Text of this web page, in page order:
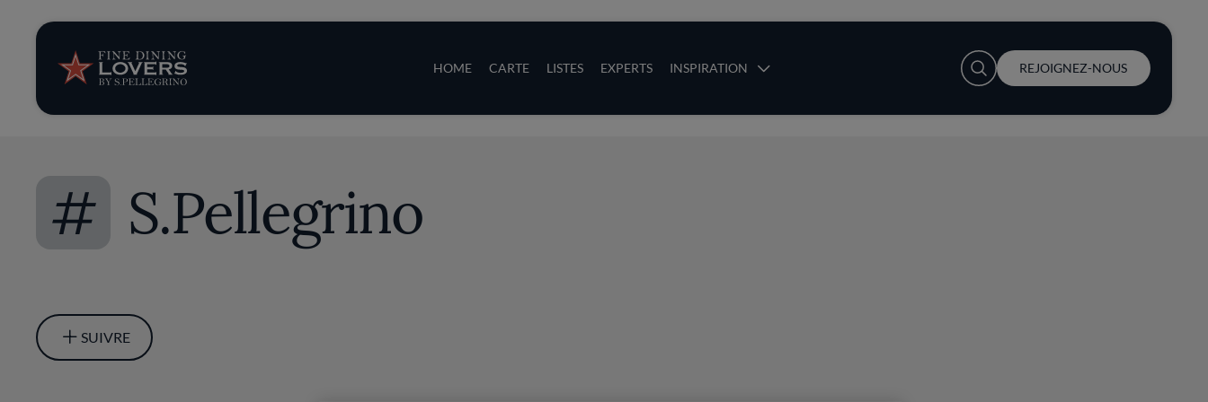
HOME CARTE LISTES EXPERTS INSPIRATION
News et tendances
Recettes
Séries
User account menu
REJOIGNEZ-NOUS
# S.Pellegrino
SUIVRE